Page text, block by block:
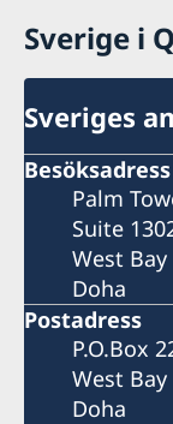
Sverige i
Sveriges
Besöksadress
Palm
Suite
West Bay
Doha
Postadress
P.O.Box
West Bay
Doha